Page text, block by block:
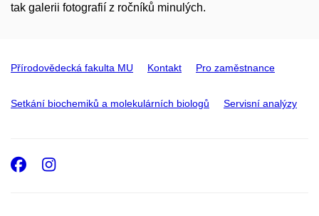
tak galerii fotografií z ročníků minulých.
Přírodovědecká fakulta MU Kontakt Pro zaměstnance
Setkání biochemiků a molekulárních biologů Servisní analýzy
Facebook
Instagram